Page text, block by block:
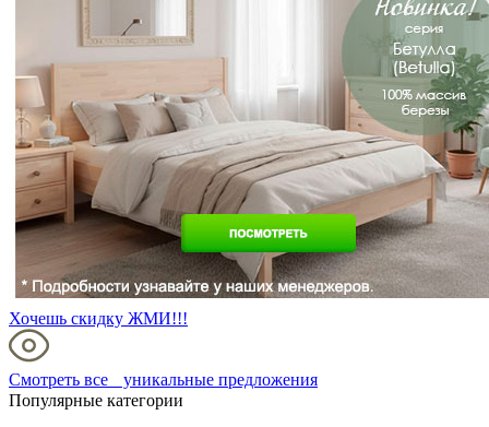
Хочешь скидку ЖМИ!!!
Смотреть все уникальные предложения
Популярные категории